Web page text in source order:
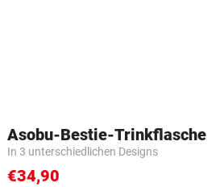
Asobu-Bestie-Trinkflasche
In 3 unterschiedlichen Designs
€34,90